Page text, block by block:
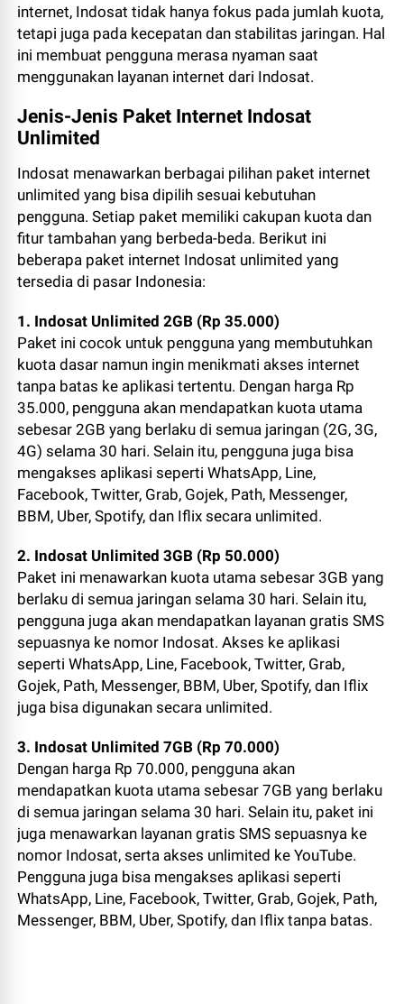
internet, Indosat tidak hanya fokus pada jumlah kuota,
tetapi juga pada kecepatan dan stabilitas jaringan. Hal
ini membuat pengguna merasa nyaman saat
menggunakan layanan internet dari Indosat.
Jenis-Jenis Paket Internet Indosat
Unlimited
Indosat menawarkan berbagai pilihan paket internet
unlimited yang bisa dipilih sesuai kebutuhan
pengguna. Setiap paket memiliki cakupan kuota dan
fitur tambahan yang berbeda-beda. Berikut ini
beberapa paket internet Indosat unlimited yang
tersedia di pasar Indonesia:
1. Indosat Unlimited 2GB (Rp 35.000)
Paket ini cocok untuk pengguna yang membutuhkan
kuota dasar namun ingin menikmati akses internet
tanpa batas ke aplikasi tertentu. Dengan harga Rp
35.000, pengguna akan mendapatkan kuota utama
sebesar 2GB yang berlaku di semua jaringan (2G, 3G,
4G) selama 30 hari. Selain itu, pengguna juga bisa
mengakses aplikasi seperti WhatsApp, Line,
Facebook, Twitter, Grab, Gojek, Path, Messenger,
BBM, Uber, Spotify, dan Iflix secara unlimited.
2. Indosat Unlimited 3GB (Rp 50.000)
Paket ini menawarkan kuota utama sebesar 3GB yang
berlaku di semua jaringan selama 30 hari. Selain itu,
pengguna juga akan mendapatkan layanan gratis SMS
sepuasnya ke nomor Indosat. Akses ke aplikasi
seperti WhatsApp, Line, Facebook, Twitter, Grab,
Gojek, Path, Messenger, BBM, Uber, Spotify, dan Iflix
juga bisa digunakan secara unlimited.
3. Indosat Unlimited 7GB (Rp 70.000)
Dengan harga Rp 70.000, pengguna akan
mendapatkan kuota utama sebesar 7GB yang berlaku
di semua jaringan selama 30 hari. Selain itu, paket ini
juga menawarkan layanan gratis SMS sepuasnya ke
nomor Indosat, serta akses unlimited ke YouTube.
Pengguna juga bisa mengakses aplikasi seperti
WhatsApp, Line, Facebook, Twitter, Grab, Gojek, Path,
Messenger, BBM, Uber, Spotify, dan Iflix tanpa batas.